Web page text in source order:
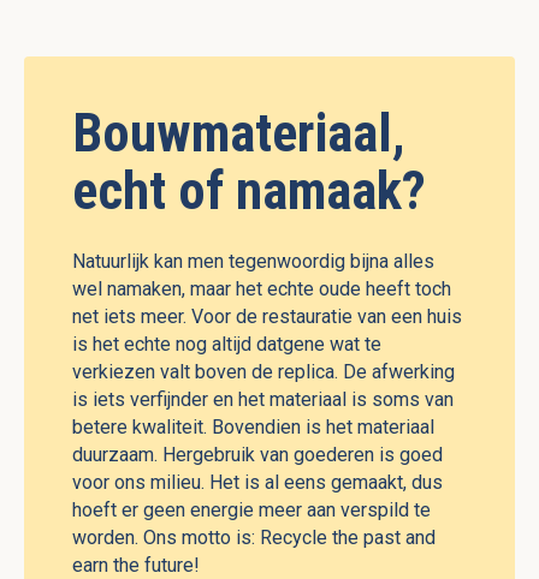
Bouwmateriaal,
echt of namaak?
Natuurlijk kan men tegenwoordig bijna alles
wel namaken, maar het echte oude heeft toch
net iets meer. Voor de restauratie van een huis
is het echte nog altijd datgene wat te
verkiezen valt boven de replica. De afwerking
is iets verfijnder en het materiaal is soms van
betere kwaliteit. Bovendien is het materiaal
duurzaam. Hergebruik van goederen is goed
voor ons milieu. Het is al eens gemaakt, dus
hoeft er geen energie meer aan verspild te
worden. Ons motto is: Recycle the past and
earn the future!